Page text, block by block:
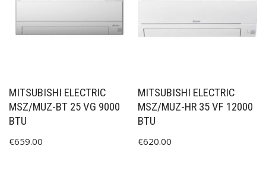
MITSUBISHI ELECTRIC
MSZ/MUZ-BT 25 VG 9000
BTU
€659.00
MITSUBISHI ELECTRIC
MSZ/MUZ-HR 35 VF 12000
BTU
€620.00